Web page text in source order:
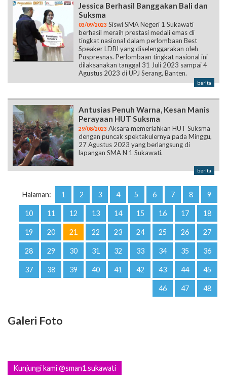
Jessica Berhasil Banggakan Bali dan
Suksma
03/09/2023 Siswi SMA Negeri 1 Sukawati
berhasil meraih prestasi medali emas di
tingkat nasional dalam perlombaan Best
Speaker LDBI yang diselenggarakan oleh
Puspresnas. Perlombaan tingkat nasional ini
dilaksanakan tanggal 31 Juli 2023 sampai 4
Agustus 2023 di UPJ Serang, Banten.
berita
Antusias Penuh Warna, Kesan Manis
Perayaan HUT Suksma
29/08/2023 Aksara memeriahkan HUT Suksma
dengan puncak spektakulernya pada Minggu,
27 Agustus 2023 yang berlangsung di
lapangan SMA N 1 Sukawati.
berita
Halaman: 1 2 3 4 5 6 7 8 9
10 11 12 13 14 15 16 17 18
19 20 21 22 23 24 25 26 27
28 29 30 31 32 33 34 35 36
37 38 39 40 41 42 43 44 45
46 47 48
Galeri Foto
Kunjungi kami @sman1.sukawati